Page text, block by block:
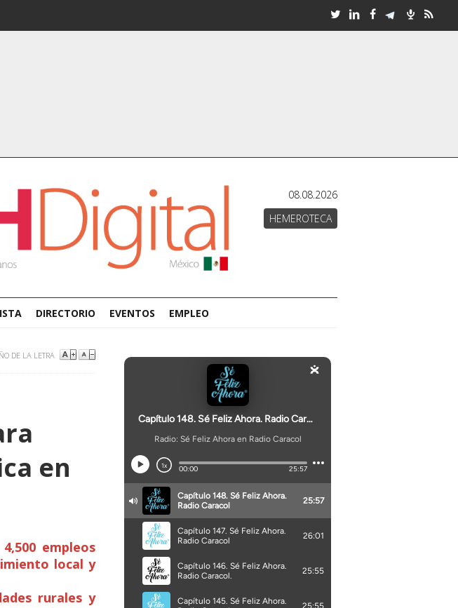
08.08.2026
HEMEROTECA
DIRECTORIO EVENTOS EMPLEO
DE LA LETRA
en
empleos
local y
rurales y